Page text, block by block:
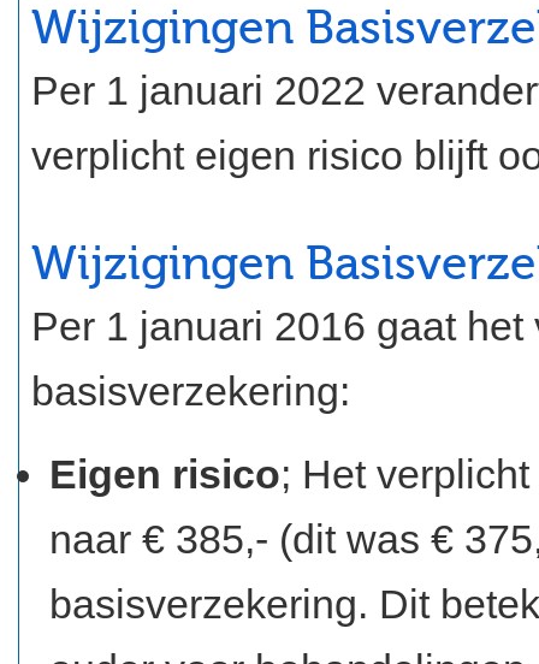
Wijzigingen
Per 1 januari 2022
verplicht eigen risico blijft
Wijzigingen
Per 1 januari 2016 gaat
basisverzekering:
Eigen risico; Het
naar € 385,- (dit was €
basisverzekering. Dit